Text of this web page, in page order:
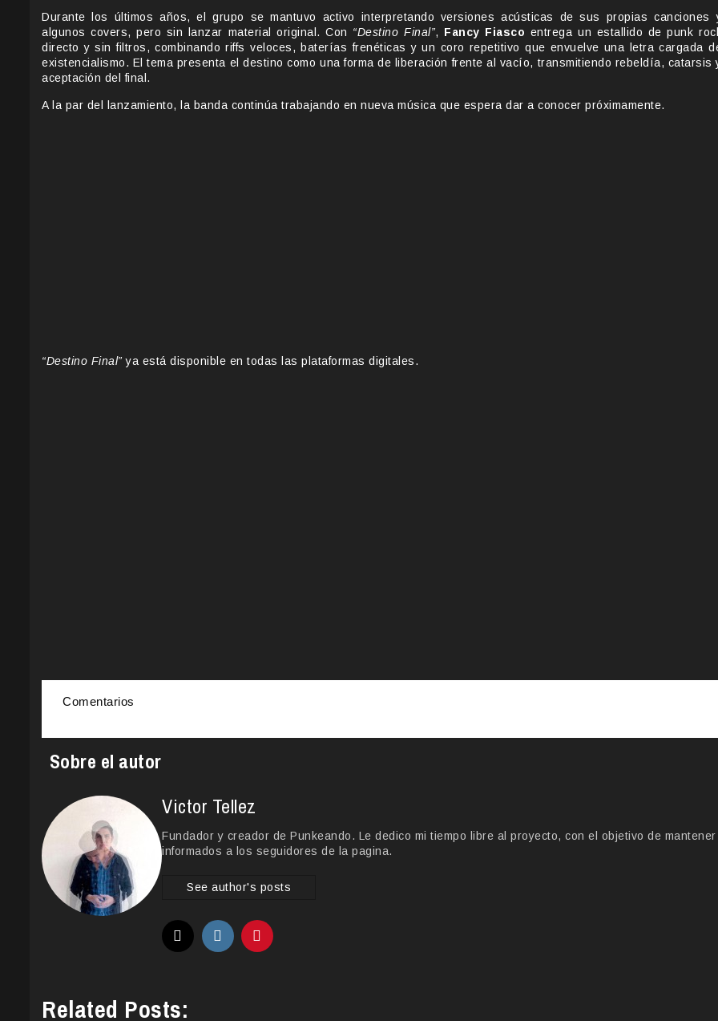
Durante los últimos años, el grupo se mantuvo activo interpretando versiones acústicas de sus propias canciones
algunos covers, pero sin lanzar material original. Con “Destino Final”, Fancy Fiasco entrega un estallido de punk
directo y sin filtros, combinando riffs veloces, baterías frenéticas y un coro repetitivo que envuelve una letra cargada
existencialismo. El tema presenta el destino como una forma de liberación frente al vacío, transmitiendo rebeldía, catarsis
aceptación del final.
A la par del lanzamiento, la banda continúa trabajando en nueva música que espera dar a conocer próximamente.
“Destino Final” ya está disponible en todas las plataformas digitales.
Comentarios
Sobre el autor
Victor Tellez
Fundador y creador de Punkeando. Le dedico mi tiempo libre al proyecto, con el objetivo de mantener
informados a los seguidores de la pagina.
See author's posts
Related Posts: